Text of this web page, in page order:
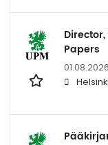
Papers